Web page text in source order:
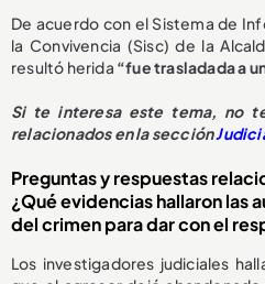
De acuerdo con el Sistema de
la Convivencia (Sisc) de la
resultó herida “fue trasladada a
Si te interesa este tema, no
relacionados en la sección
Preguntas y respuestas
¿Qué evidencias hallaron las
del crimen para dar con el
Los investigadores judiciales